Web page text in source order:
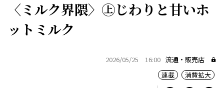
〈ミルク界隈〉㊤じわりと甘いホ
ットミルク
2026/05/25 16:00 流通・販売店
連載
消費拡大